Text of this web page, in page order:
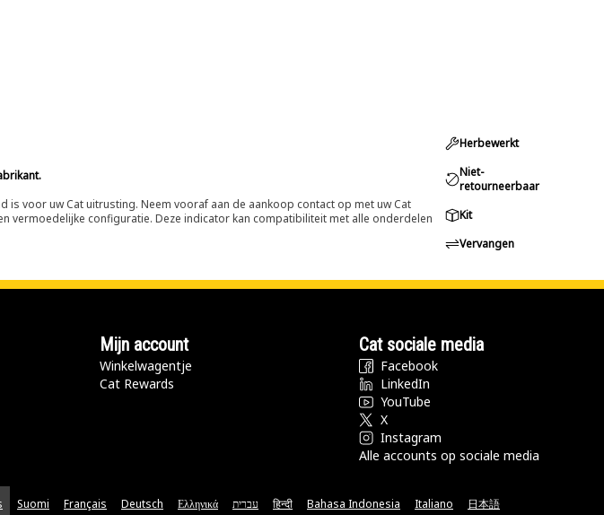
voor uw Cat uitrusting. Neem vooraf aan de aankoop contact op met uw Cat
vermoedelijke configuratie. Deze indicator kan compatibiliteit met alle onderdelen
Herbewerkt
Niet-
retourneerbaar
Kit
Vervangen
Mijn account
Winkelwagentje
Cat Rewards
Cat sociale media
Facebook
LinkedIn
YouTube
X
Instagram
Alle accounts op sociale media
Suomi Français Deutsch Ελληνικά עברית हिन्दी Bahasa Indonesia Italiano 日本語